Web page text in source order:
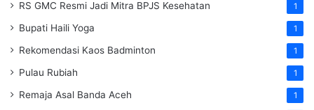
RS GMC Resmi Jadi Mitra BPJS Kesehatan 1
Bupati Haili Yoga 1
Rekomendasi Kaos Badminton 1
Pulau Rubiah 1
Remaja Asal Banda Aceh 1